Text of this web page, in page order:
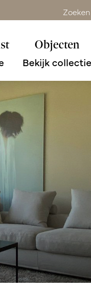
Zoeken
Objecten
Bekijk collectie